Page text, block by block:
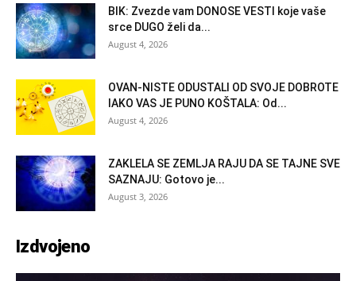
BIK: Zvezde vam DONOSE VESTI koje vaše
srce DUGO želi da...
August 4, 2026
OVAN-NISTE ODUSTALI OD SVOJE DOBROTE
IAKO VAS JE PUNO KOŠTALA: Od...
August 4, 2026
ZAKLELA SE ZEMLJA RAJU DA SE TAJNE SVE
SAZNAJU: Gotovo je...
August 3, 2026
Izdvojeno